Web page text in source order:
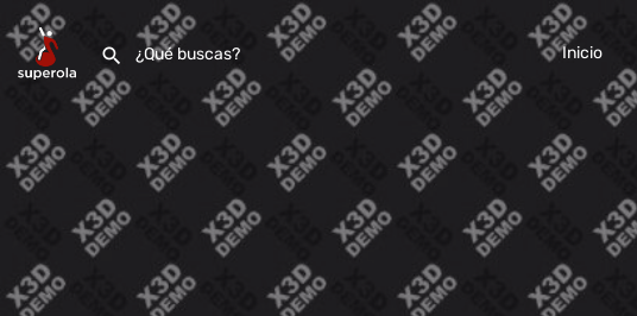
Inicio